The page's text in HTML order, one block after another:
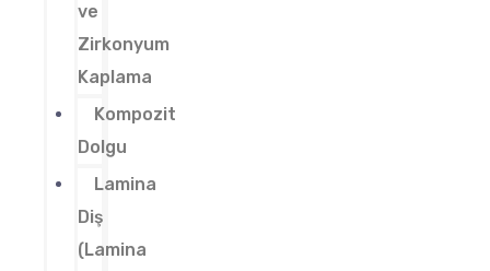
ve
Zirkonyum
Kaplama
Kompozit
Dolgu
Lamina
Diş
(Lamina